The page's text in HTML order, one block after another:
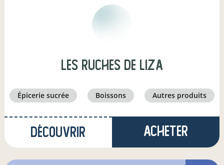
Les ruches de Liza
épicerie sucrée boissons autres produits
Découvrir Acheter